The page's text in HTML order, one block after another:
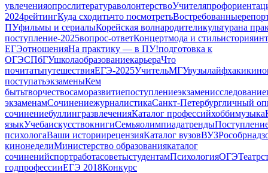
увлеченияопрослитератураволонтерствоУчителя
2024рейтингКуда сходитьчто посмотретьВостребованные
ПУфильмы и сериалыКорейская волнародителикультурана
поступление-2025вопрос-ответКонцертмода и стильистория
ЕГЭотношенияНа практику — в ПУ!подготовка к
ОГЭСПбГУшколаобразованиекарьераЧто
почитатьпутешествияЕГЭ-2025УчительМГУвузылайфхакикино
поступатьэкзаменыКем
бытьтворчествосаморазвитиепоступлениеэкзаменисследование
экзаменамСочинениежурналистикаСанкт-Петербургличный
сочинениебуллингразвлеченияКаталог профессийхоббимузыка
языкУчебаискусствокнигиСемьяолимпиадатренды
психологаВаши историирецензияКаталог вузовВУЗ
кинонеделиМинистерство образованиякаталог
сочиненийспортработасоветыстудентамПсихологияОГЭТеатр
годпрофессииЕГЭ 2018Конкурс